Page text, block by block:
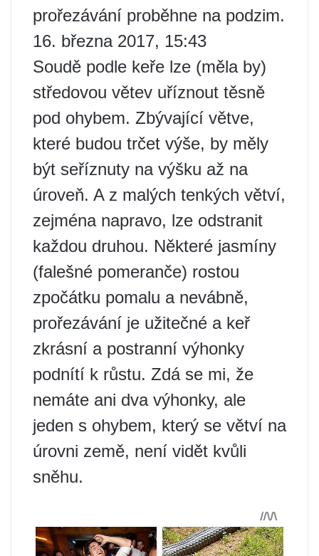
prořezávání proběhne na podzim.
16. března 2017, 15:43
Soudě podle keře lze (měla by)
středovou větev uříznout těsně
pod ohybem. Zbývající větve,
které budou trčet výše, by měly
být seříznuty na výšku až na
úroveň. A z malých tenkých větví,
zejména napravo, lze odstranit
každou druhou. Některé jasmíny
(falešné pomeranče) rostou
zpočátku pomalu a nevábně,
prořezávání je užitečné a keř
zkrásní a postranní výhonky
podnítí k růstu. Zdá se mi, že
nemáte ani dva výhonky, ale
jeden s ohybem, který se větví na
úrovni země, není vidět kvůli
sněhu.